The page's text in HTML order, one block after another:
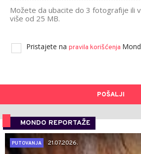
Možete da ubacite do 3 fotografije ili
više od 25 MB.
Pristajete na pravila korišćenja
POŠALJI
MONDO REPORTAŽE
PUTOVANJA
21.07.2026.